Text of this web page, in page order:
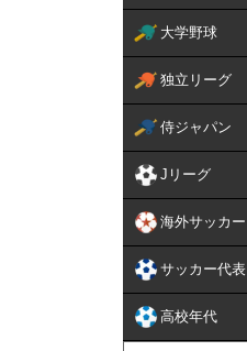
大学野球
独立リーグ
侍ジャパン
Jリーグ
海外サッカー
サッカー代表
高校年代